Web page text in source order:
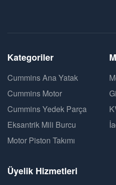
Kategoriler
Cummins Ana Yatak
Cummins Motor
Cummins Yedek Parça
Eksantrik Mili Burcu
Motor Piston Takımı
Üyelik Hizmetleri